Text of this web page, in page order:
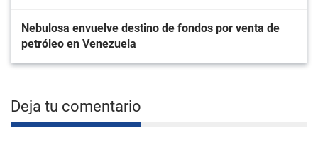
Nebulosa envuelve destino de fondos por venta de
petróleo en Venezuela
Deja tu comentario